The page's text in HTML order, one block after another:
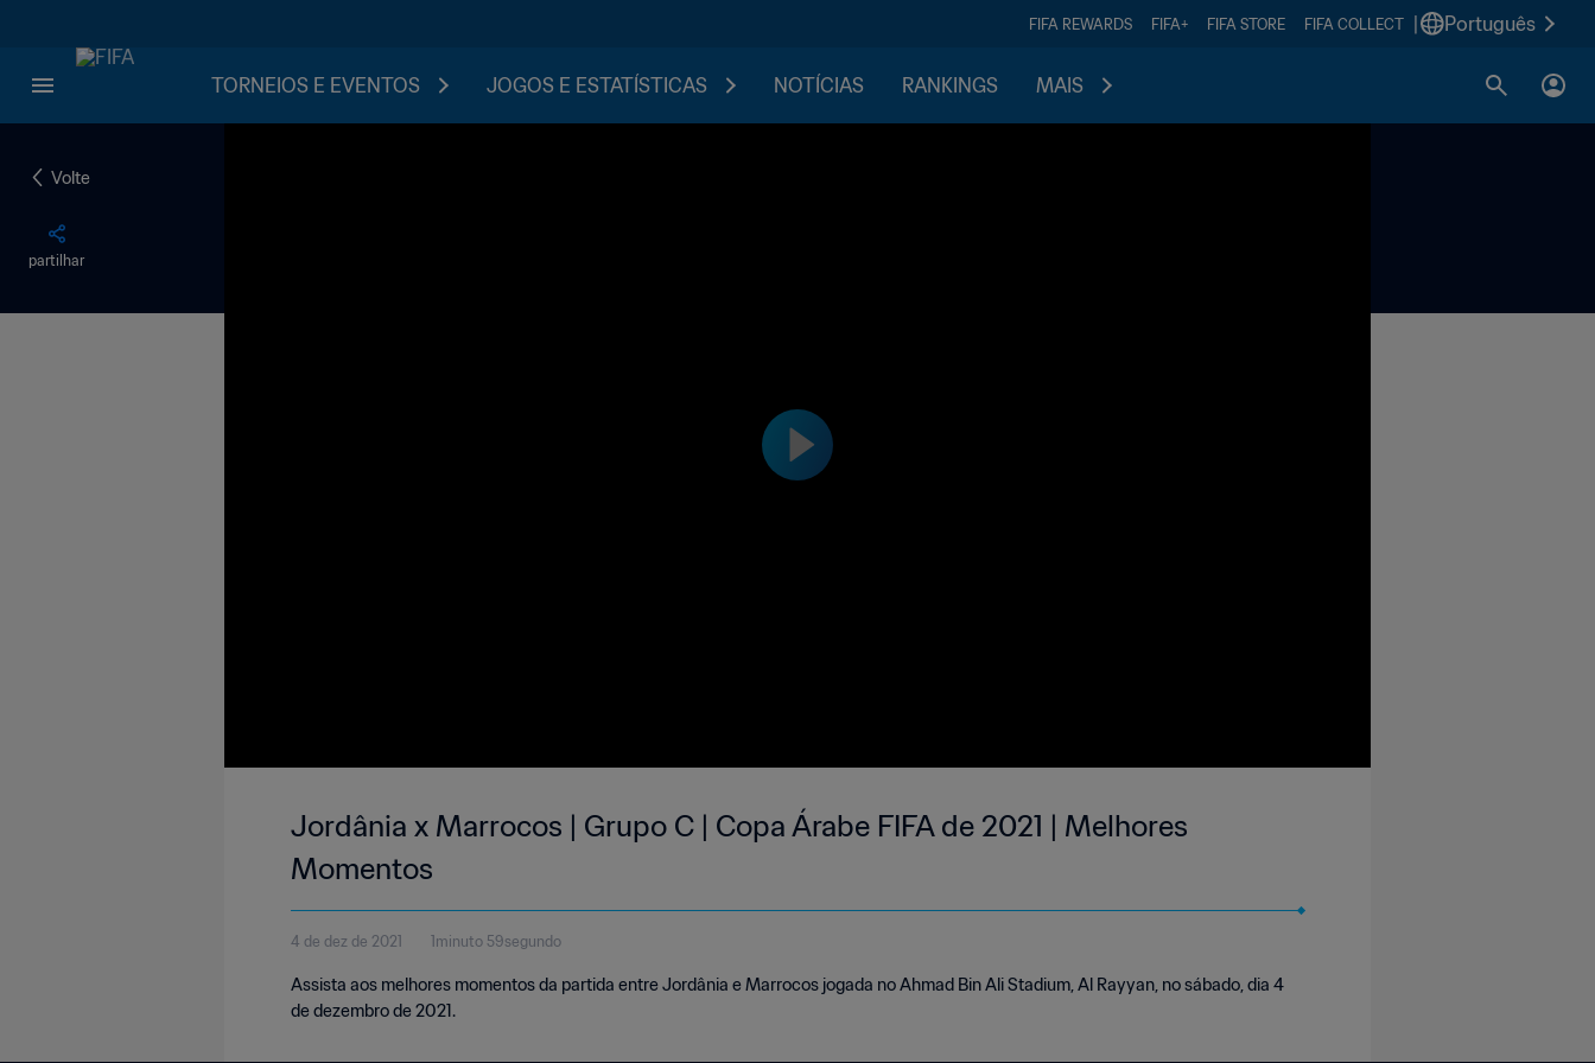
FIFA REWARDS FIFA+ FIFA STORE FIFA COLLECT Português
TORNEIOS E EVENTOS JOGOS E ESTATÍSTICAS NOTÍCIAS RANKINGS MAIS
Volte
partilhar
Jordânia x Marrocos | Grupo C | Copa Árabe FIFA de 2021 | Melhores
Momentos
4 de dez de 2021 1minuto 59segundo
Assista aos melhores momentos da partida entre Jordânia e Marrocos jogada no Ahmad Bin Ali Stadium, Al Rayyan, no sábado, dia 4
de dezembro de 2021.